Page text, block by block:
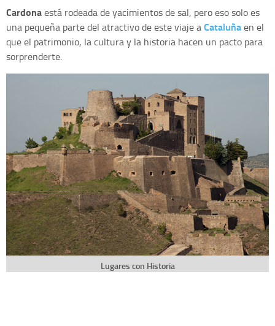
Cardonaestá rodeada de yacimientos de sal, pero eso solo es
una pequeña parte del atractivo de este viaje aCataluñaen el
que el patrimonio, la cultura y la historia hacen un pacto para
sorprenderte.
Lugares con Historia